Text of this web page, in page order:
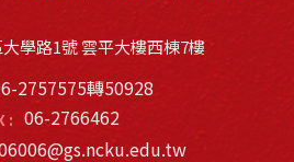
學路1號 雲平大樓西棟7樓
2757575轉50928
: 06-2766462